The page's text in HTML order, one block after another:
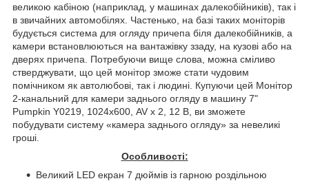
великою кабіною (наприклад, у машинах далекобійників), так і
в звичайних автомобілях. Частенько, на базі таких моніторів
будується система для огляду причепа біля далекобійників, а
камери встановлюються на вантажівку ззаду, на кузові або на
дверях причепа. Потребуючи вище слова, можна сміливо
стверджувати, що цей монітор зможе стати чудовим
помічником як автолюбові, так і людині. Купуючи цей Монітор
2-канальний для камери заднього огляду в машину 7"
Pumpkin Y0219, 1024х600, AV х 2, 12 В, ви зможете
побудувати систему «камера заднього огляду» за невеликі
гроші.
Особливості:
Великий LED екран 7 дюймів із гарною роздільною